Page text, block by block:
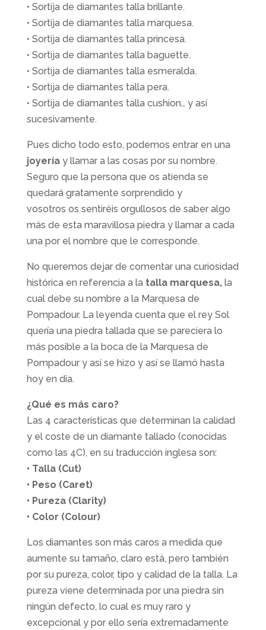
• Sortija de diamantes talla brillante.
• Sortija de diamantes talla marquesa.
• Sortija de diamantes talla princesa.
• Sortija de diamantes talla baguette.
• Sortija de diamantes talla esmeralda.
• Sortija de diamantes talla pera.
• Sortija de diamantes talla cushion… y así
sucesivamente.
Pues dicho todo esto, podemos entrar en una
joyeríay llamar a las cosas por su nombre.
Seguro que la persona que os atienda se
quedará gratamente sorprendido y
vosotros os sentiréis orgullosos de saber algo
más de esta maravillosa piedra y llamar a cada
una por el nombre que le corresponde.
No queremos dejar de comentar una curiosidad
histórica en referencia a la talla marquesa,la
cual debe su nombre a la Marquesa de
Pompadour. La leyenda cuenta que el rey Sol
quería una piedra tallada que se pareciera lo
más posible a la boca de la Marquesa de
Pompadour y así se hizo y así se llamó hasta
hoy en día.
¿Qué es más caro?
Las 4 características que determinan la calidad
y el coste de un diamante tallado (conocidas
como las 4C), en su traducción inglesa son:
• Talla (Cut)
• Peso (Caret)
• Pureza (Clarity)
• Color (Colour)
Los diamantes son más caros a medida que
aumente su tamaño, claro está, pero también
por su pureza, color, tipo y calidad de la talla. La
pureza viene determinada por una piedra sin
ningún defecto, lo cual es muy raro y
excepcional y por ello sería extremadamente